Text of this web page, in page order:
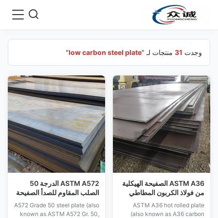
وجدت 31 منتجات لـ "low carbon steel plate
"
ASTM A36 الصفيحة الهيكلية
من فولاذ الكربون المطاطي
الساخن للبناء العام
ASTM A36 hot rolled plate
(also known as A36 carbon
ASTM A572 الدرجة 50
الصلب المقاوم للصدأ الصفيحة
المطاطية الساخنة الصلبة
المنخفضة الصلبة HSLA
A572 Grade 50 steel plate (also
known as ASTM A572 Gr. 50,